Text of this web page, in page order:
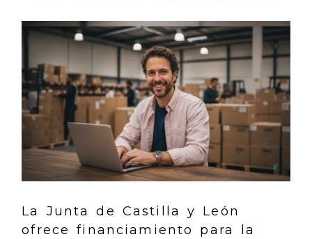
La Junta de Castilla y León
ofrece financiamiento para la